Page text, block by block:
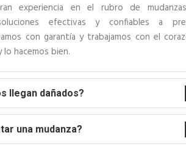
experiencia en el rubro de
efectivas y confiables a
con garantía y trabajamos con el
hacemos bien.
llegan dañados?
una mudanza?